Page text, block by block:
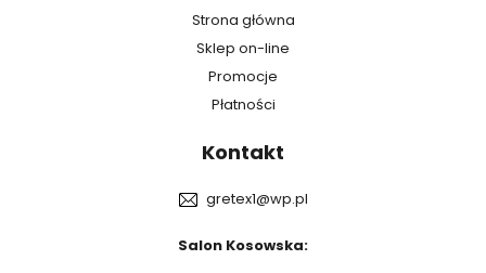
Strona główna
Sklep on-line
Promocje
Płatności
Kontakt
gretex1@wp.pl
Salon Kosowska: